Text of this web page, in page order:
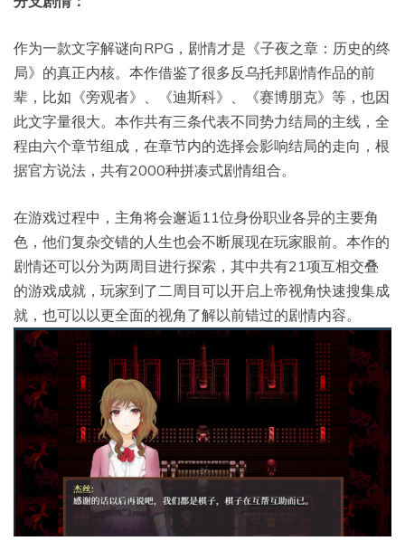
作为一款文字解谜向RPG，剧情才是《子夜之章：历史的终
局》的真正内核。本作借鉴了很多反乌托邦剧情作品的前
辈，比如《旁观者》、《迪斯科》、《赛博朋克》等，也因
此文字量很大。本作共有三条代表不同势力结局的主线，全
程由六个章节组成，在章节内的选择会影响结局的走向，根
据官方说法，共有2000种拼凑式剧情组合。
在游戏过程中，主角将会邂逅11位身份职业各异的主要角
色，他们复杂交错的人生也会不断展现在玩家眼前。本作的
剧情还可以分为两周目进行探索，其中共有21项互相交叠
的游戏成就，玩家到了二周目可以开启上帝视角快速搜集成
就，也可以以更全面的视角了解以前错过的剧情内容。